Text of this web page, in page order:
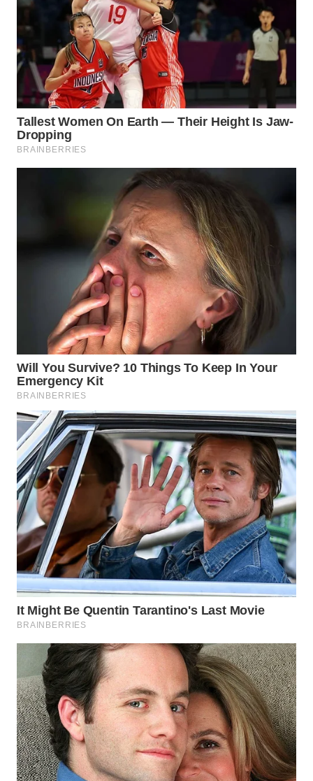
WN
TAPANULI
UTARA
WN
SAMOSIR
SUMEDANG
WN
KEPULAUAN
SERIBU
WN
TANGERANG
WN
BINJAI
WN
CIREBON
WN
INDRAMAYU
WN
WN
MAJALENGKA
WN
SUBANG
WN